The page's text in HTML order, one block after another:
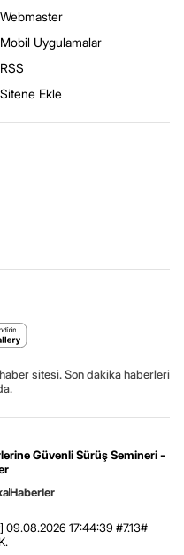
Webmaster
Mobil Uygulamalar
RSS
Sitene Ekle
sitesi. Son dakika haberleri
Güvenli Sürüş Semineri -
Haberler
09.08.2026 17:44:39 #7.13#